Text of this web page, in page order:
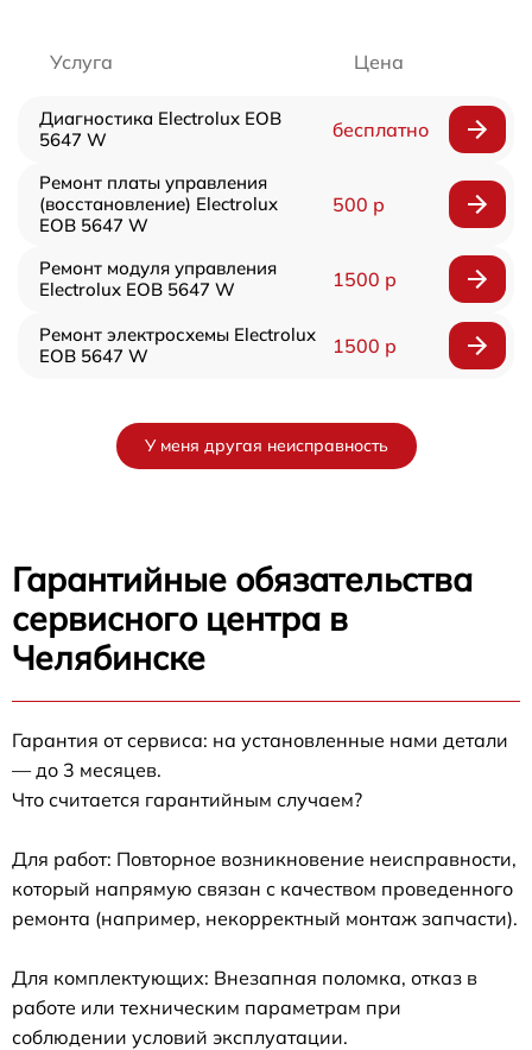
Услуга Цена
Диагностика Electrolux EOB
5647 W
бесплатно
Ремонт платы управления
(восстановление) Electrolux
EOB 5647 W
500 р
Ремонт модуля управления
Electrolux EOB 5647 W
1500 р
Ремонт электросхемы Electrolux
EOB 5647 W
1500 р
У меня другая неисправность
Гарантийные обязательства
сервисного центра в
Челябинске
Гарантия от сервиса: на установленные нами детали
— до 3 месяцев.
Что считается гарантийным случаем?
Для работ: Повторное возникновение неисправности,
который напрямую связан с качеством проведенного
ремонта (например, некорректный монтаж запчасти).
Для комплектующих: Внезапная поломка, отказ в
работе или техническим параметрам при
соблюдении условий эксплуатации.